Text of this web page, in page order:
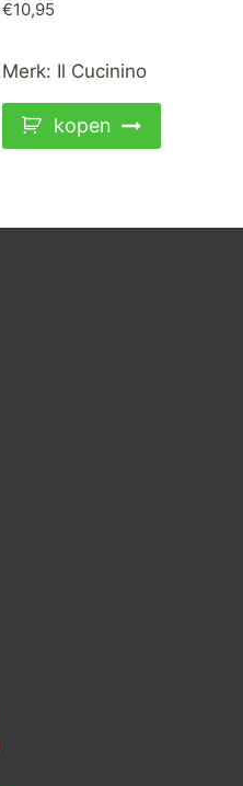
€10,95
Merk: Il Cucinino
kopen